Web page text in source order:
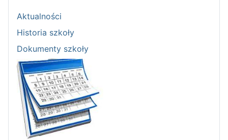
Aktualności
Historia szkoły
Dokumenty szkoły